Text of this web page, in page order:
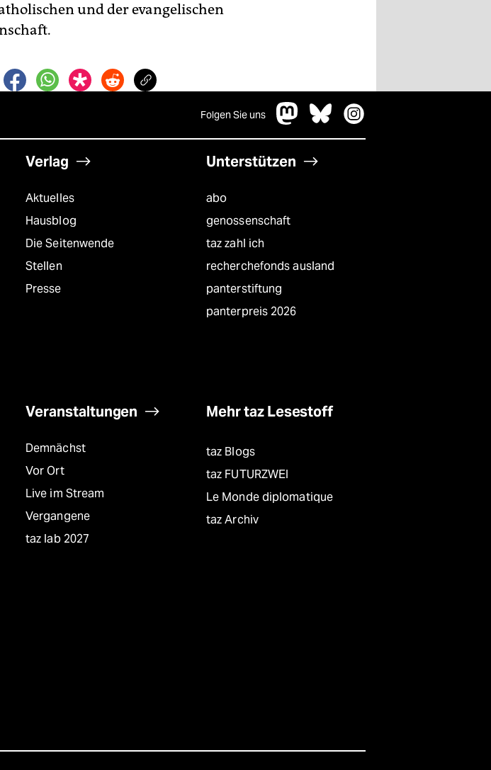
und der evangelischen
Folgen Sie uns
Verlag
Aktuelles
Hausblog
Die Seitenwende
Stellen
Presse
Unterstützen
abo
genossenschaft
taz zahl ich
recherchefonds ausland
panterstiftung
panterpreis 2026
Veranstaltungen
Demnächst
Vor Ort
Live im Stream
Vergangene
taz lab 2027
Mehr taz Lesestoff
taz Blogs
taz FUTURZWEI
Le Monde diplomatique
taz Archiv